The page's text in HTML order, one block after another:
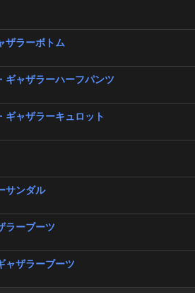
ザラーボトム
ギャザラーハーフパンツ
ギャザラーキュロット
サンダル
ラーブーツ
ャザラーブーツ